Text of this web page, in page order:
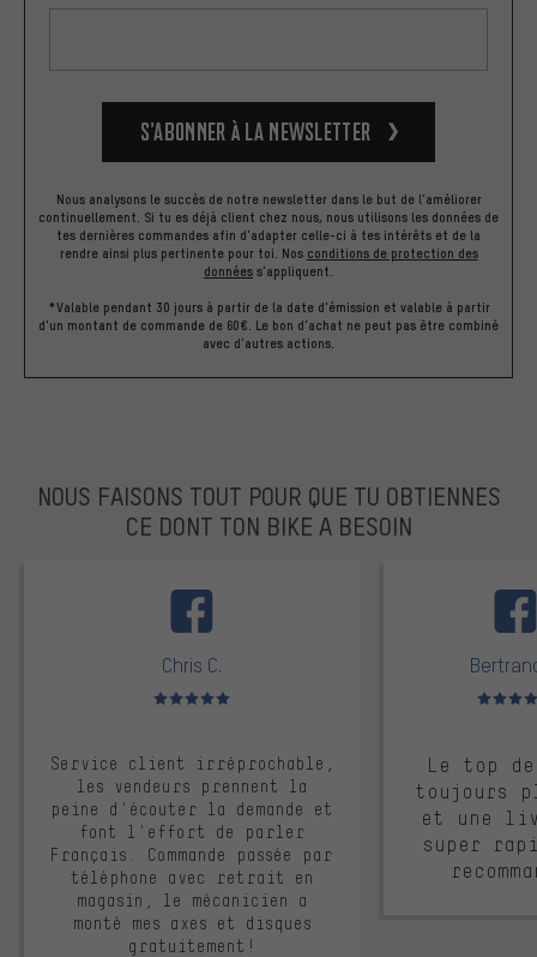
S’abonner à la newsletter
Nous analysons le succès de notre newsletter dans le but de l'améliorer
continuellement. Si tu es déjà client chez nous, nous utilisons les données de
tes dernières commandes afin d'adapter celle-ci à tes intérêts et de la
rendre ainsi plus pertinente pour toi. Nos conditions de protection des
données s'appliquent.
*Valable pendant 30 jours à partir de la date d'émission et valable à partir
d'un montant de commande de 60€. Le bon d'achat ne peut pas être combiné
avec d'autres actions.
NOUS FAISONS TOUT POUR QUE TU OBTIENNES
CE DONT TON BIKE A BESOIN
Chris C.
Note moyenne : 5 sur 5
Service client irréprochable,
les vendeurs prennent la
peine d'écouter la demande et
font l'effort de parler
Français. Commande passée par
téléphone avec retrait en
magasin, le mécanicien a
monté mes axes et disques
gratuitement!
Note
Le top
toujours
et une
super